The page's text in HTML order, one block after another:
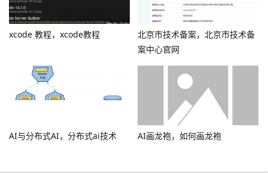
xcode 教程，xcode教程
北京市技术备案，北京市技术备
案中心官网
AI与分布式AI，分布式ai技术 AI画龙袍，如何画龙袍